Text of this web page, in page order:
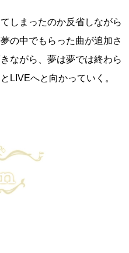
しまったのか反省しながら
の中でもらった曲が追加さ
ながら、夢は夢では終わら
LIVEへと向かっていく。